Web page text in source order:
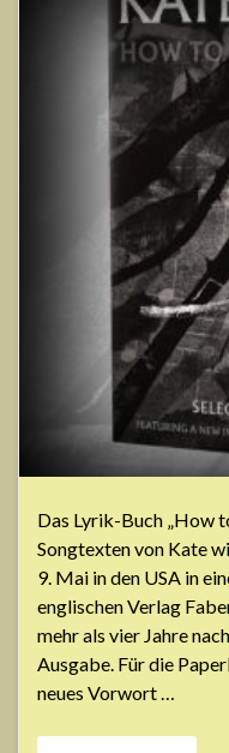
Das Lyrik-Buch „How
Songtexten von Kate
9. Mai in den USA in
englischen Verlag
mehr als vier Jahre
Ausgabe. Für die
neues Vorwort …